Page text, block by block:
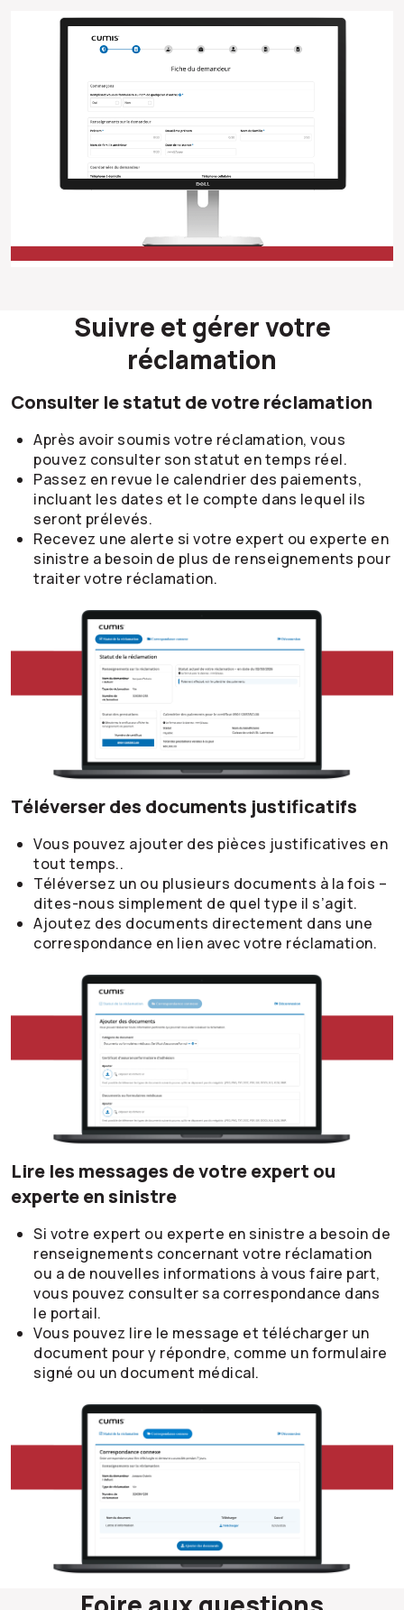
Suivre et gérer votre
réclamation
Consulter le statut de votre réclamation
Après avoir soumis votre réclamation, vous
pouvez consulter son statut en temps réel.
Passez en revue le calendrier des paiements,
incluant les dates et le compte dans lequel ils
seront prélevés.
Recevez une alerte si votre expert ou experte en
sinistre a besoin de plus de renseignements pour
traiter votre réclamation.
Téléverser des documents justificatifs
Vous pouvez ajouter des pièces justificatives en
tout temps..
Téléversez un ou plusieurs documents à la fois –
dites-nous simplement de quel type il s’agit.
Ajoutez des documents directement dans une
correspondance en lien avec votre réclamation.
Lire les messages de votre expert ou
experte en sinistre
Si votre expert ou experte en sinistre a besoin de
renseignements concernant votre réclamation
ou a de nouvelles informations à vous faire part,
vous pouvez consulter sa correspondance dans
le portail.
Vous pouvez lire le message et télécharger un
document pour y répondre, comme un formulaire
signé ou un document médical.